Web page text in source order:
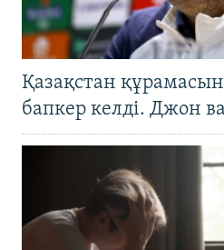
Қазақстан
бапкер келді. Джон